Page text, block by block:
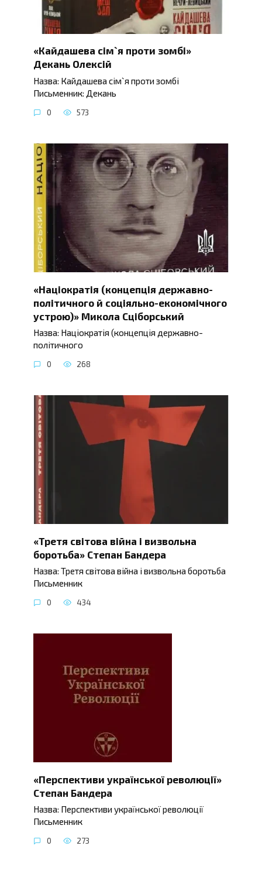
«Кайдашева сім`я проти зомбі»
Декань Олексій
Назва: Кайдашева сім`я проти зомбі
Письменник: Декань
0 573
«Націократія (концепція державно-
політичного й соціяльно-економічного
устрою)» Микола Сціборський
Назва: Націократія (концепція державно-
політичного
0 268
«Третя світова війна і визвольна
боротьба» Степан Бандера
Назва: Третя світова війна і визвольна боротьба
Письменник
0 434
«Перспективи української революції»
Степан Бандера
Назва: Перспективи української революції
Письменник
0 273